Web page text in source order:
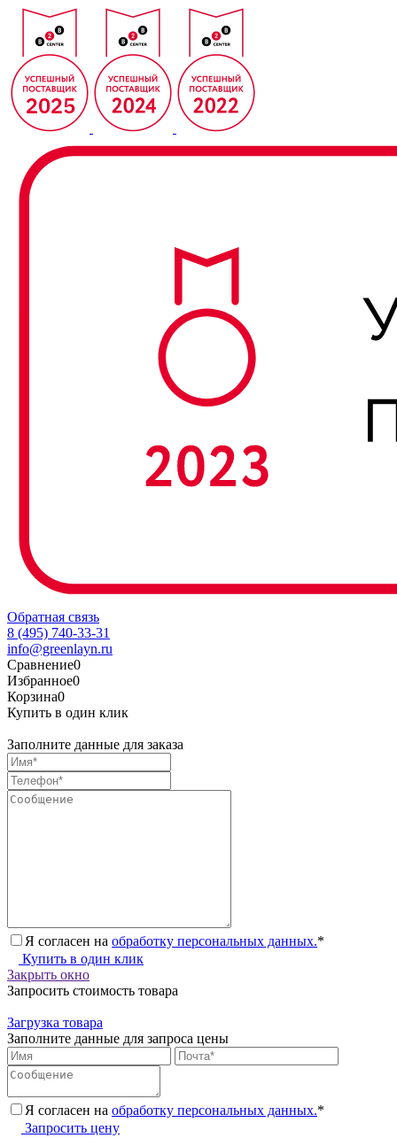
Обратная связь
8 (495) 740-33-31
info@greenlayn.ru
Сравнение0
Избранное0
Корзина0
Купить в один клик
Заполните данные для заказа
Я согласен на обработку персональных данных.*
Купить в один клик
Закрыть окно
Запросить стоимость товара
Загрузка товара
Заполните данные для запроса цены
Я согласен на обработку персональных данных.*
Запросить цену